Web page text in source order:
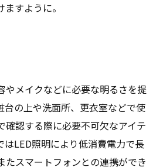
すように。
やメイクなどに必要な明るさを提
台の上や洗面所、更衣室などで使
確認する際に必要不可欠なアイテ
はLED照明により低消費電力で長
たスマートフォンとの連携ができ